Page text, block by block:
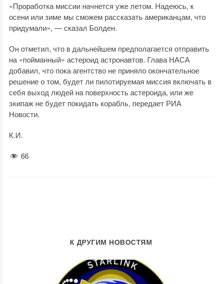
«Проработка миссии начнется уже летом. Надеюсь, к
осени или зиме мы сможем рассказать американцам, что
придумали», — сказал Болден.
Он отметил, что в дальнейшем предполагается отправить
на «пойманный» астероид астронавтов. Глава НАСА
добавил, что пока агентство не приняло окончательное
решение о том, будет ли пилотируемая миссия включать в
себя выход людей на поверхность астероида, или же
экипаж не будет покидать корабль, передает РИА
Новости.
К.И.
66
К ДРУГИМ НОВОСТЯМ